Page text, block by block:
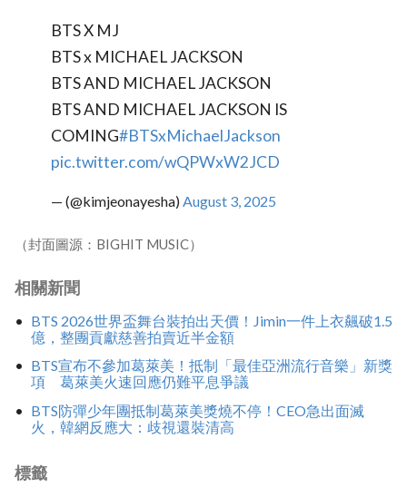
BTS X MJ
BTS x MICHAEL JACKSON
BTS AND MICHAEL JACKSON
BTS AND MICHAEL JACKSON IS
COMING#BTSxMichaelJackson
pic.twitter.com/wQPWxW2JCD
— (@kimjeonayesha)August 3, 2025
（封面圖源：BIGHIT MUSIC）
相關新聞
BTS 2026世界盃舞台裝拍出天價！Jimin一件上衣飆破1.5
億，整團貢獻慈善拍賣近半金額
BTS宣布不參加葛萊美！抵制「最佳亞洲流行音樂」新獎
項 葛萊美火速回應仍難平息爭議
BTS防彈少年團抵制葛萊美獎燒不停！CEO急出面滅
火，韓網反應大：歧視還裝清高
標籤